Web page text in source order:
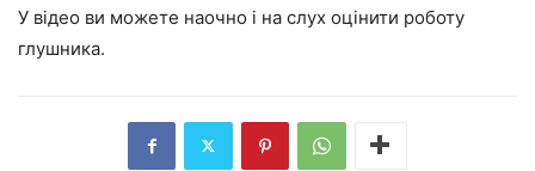
У відео ви можете наочно і на слух оцінити роботу
глушника.